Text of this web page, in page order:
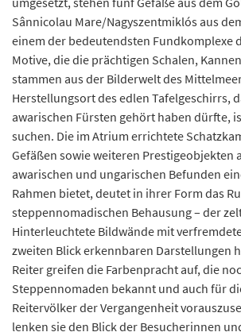
Sânnicolau Mare/Nagyszentmiklós aus
einem der bedeutendsten Fundkomplexe
Motive, die die prächtigen Schalen,
stammen aus der Bilderwelt des
Herstellungsort des edlen Tafelgeschirrs,
awarischen Fürsten gehört haben dürfte,
suchen. Die im Atrium errichtete
Gefäßen sowie weiteren Prestigeobjekten
awarischen und ungarischen Befunden
Rahmen bietet, deutet in ihrer Form das
steppennomadischen Behausung – der
Hinterleuchtete Bildwände mit
zweiten Blick erkennbaren Darstellungen
Reiter greifen die Farbenpracht auf, die
Steppennomaden bekannt und auch für
Reitervölker der Vergangenheit
lenken sie den Blick der Besucherinnen